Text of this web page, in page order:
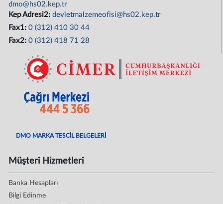
dmo@hs02.kep.tr
Kep Adresi2:devletmalzemeofisi@hs02.kep.tr
Fax1:0 (312) 410 30 44
Fax2:0 (312) 418 71 28
DMO MARKA TESCİL BELGELERİ
Müşteri Hizmetleri
Banka Hesapları
Bilgi Edinme